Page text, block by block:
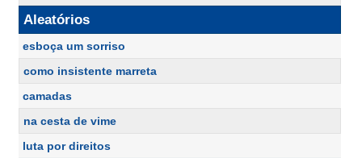
Aleatórios
esboça um sorriso
como insistente marreta
camadas
na cesta de vime
luta por direitos